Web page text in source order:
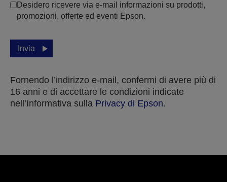
Desidero ricevere via e-mail informazioni su prodotti,
promozioni, offerte ed eventi Epson.
Invia
Fornendo l’indirizzo e-mail, confermi di avere più di
16 anni e di accettare le condizioni indicate
nell’Informativa sulla Privacy di Epson.
Grazie per aver inviato la tua candidatura.